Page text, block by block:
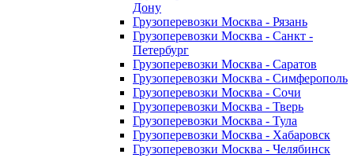
Дону
Грузоперевозки Москва - Рязань
Грузоперевозки Москва - Санкт -
Петербург
Грузоперевозки Москва - Саратов
Грузоперевозки Москва - Симферополь
Грузоперевозки Москва - Сочи
Грузоперевозки Москва - Тверь
Грузоперевозки Москва - Тула
Грузоперевозки Москва - Хабаровск
Грузоперевозки Москва - Челябинск